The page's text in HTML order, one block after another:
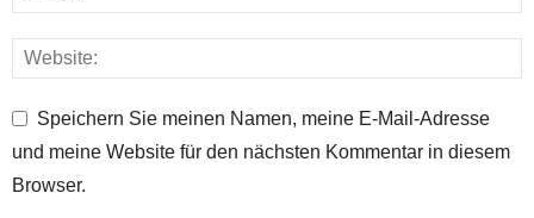
Speichern Sie meinen Namen, meine E-Mail-Adresse
und meine Website für den nächsten Kommentar in diesem
Browser.